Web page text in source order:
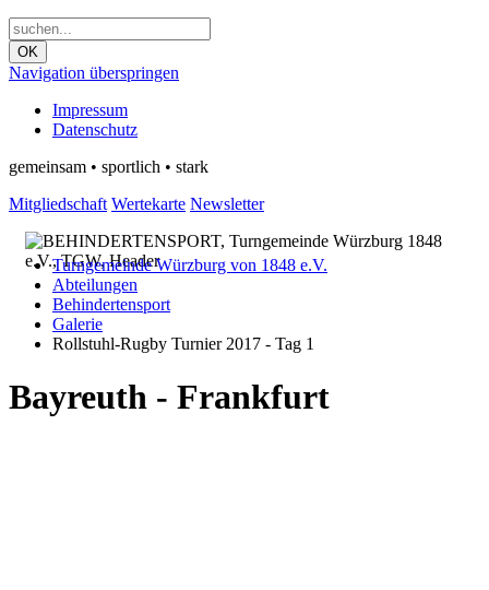
OK
Navigation überspringen
Impressum
Datenschutz
gemeinsam • sportlich • stark
Mitgliedschaft Wertekarte Newsletter
Turngemeinde Würzburg von 1848 e.V.
Abteilungen
Behindertensport
Galerie
Rollstuhl-Rugby Turnier 2017 - Tag 1
Bayreuth - Frankfurt